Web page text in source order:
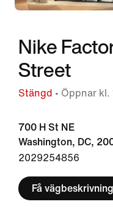
Nike
Street
Stängd • Öppnar kl.
700 H St NE
Washington, DC,
2029254856
Få vägbeskrivning